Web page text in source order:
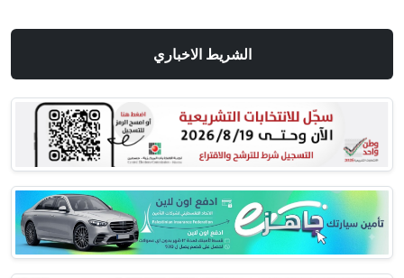
الشريط الاخباري